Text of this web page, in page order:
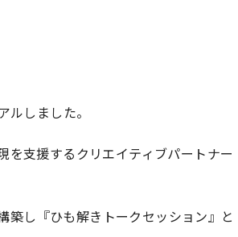
しました。
支援するクリエイティブパートナー
し『ひも解きトークセッション』と